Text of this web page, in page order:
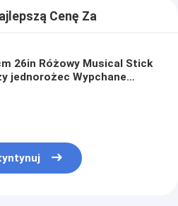
Cenę Za
26in Różowy Musical Stick
jednorożec Wypchane